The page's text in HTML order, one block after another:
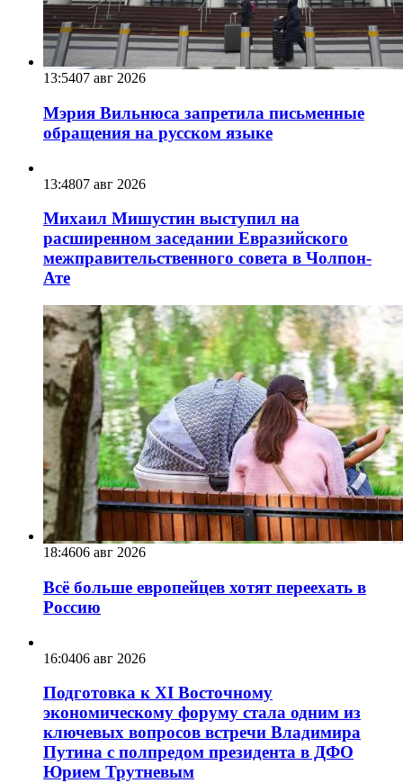
13:5407 авг 2026
Мэрия Вильнюса запретила письменные
обращения на русском языке
13:4807 авг 2026
Михаил Мишустин выступил на
расширенном заседании Евразийского
межправительственного совета в Чолпон-
Ате
18:4606 авг 2026
Всё больше европейцев хотят переехать в
Россию
16:0406 авг 2026
Подготовка к XI Восточному
экономическому форуму стала одним из
ключевых вопросов встречи Владимира
Путина с полпредом президента в ДФО
Юрием Трутневым